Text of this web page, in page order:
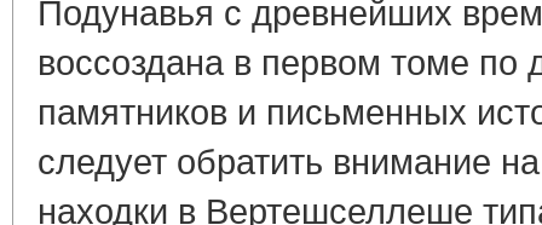
Подунавья с древнейших
воссоздана в первом томе по
памятников и письменных
следует обратить внимание
находки в Вертешселлеше